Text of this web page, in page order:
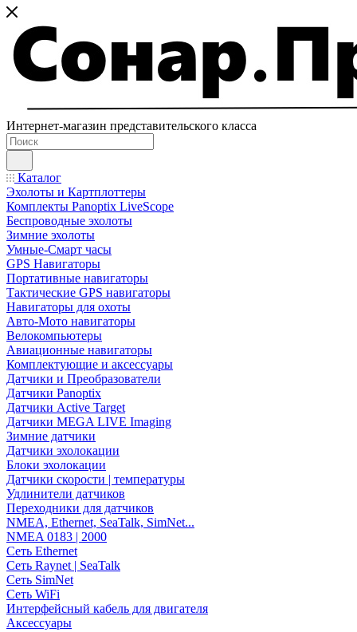
Интернет-магазин представительского класса
Каталог
Эхолоты и Картплоттеры
Комплекты Panoptix LiveScope
Беспроводные эхолоты
Зимние эхолоты
Умные-Смарт часы
GPS Навигаторы
Портативные навигаторы
Тактические GPS навигаторы
Навигаторы для охоты
Авто-Мото навигаторы
Велокомпьютеры
Авиационные навигаторы
Комплектующие и аксессуары
Датчики и Преобразователи
Датчики Panoptix
Датчики Active Target
Датчики MEGA LIVE Imaging
Зимние датчики
Датчики эхолокации
Блоки эхолокации
Датчики скорости | температуры
Удлинители датчиков
Переходники для датчиков
NMEA, Ethernet, SeaTalk, SimNet...
NMEA 0183 | 2000
Сеть Ethernet
Сеть Raynet | SeaTalk
Сеть SimNet
Сеть WiFi
Интерфейсный кабель для двигателя
Аксессуары